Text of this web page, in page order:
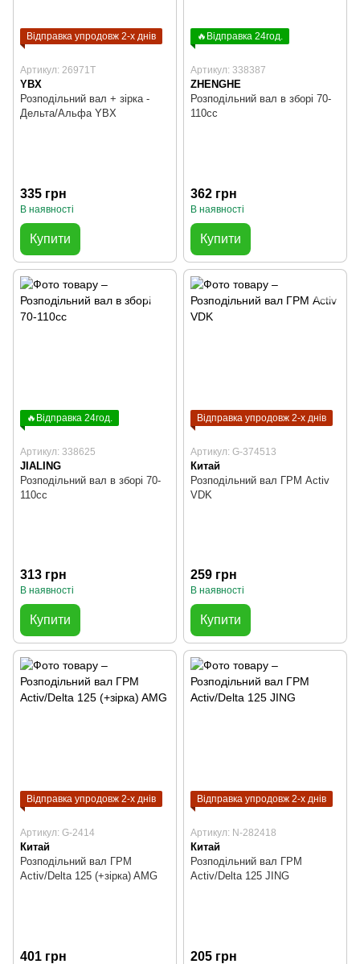
Відправка упродовж 2-х днів
Артикул: 26971T
YBX
Розподільний вал + зірка -
Дельта/Альфа YBX
335 грн
В наявності
Купити
🔥Відправка 24год.
Артикул: 338387
ZHENGHE
Розподільний вал в зборі 70-
110cc
362 грн
В наявності
Купити
🔥Відправка 24год.
Артикул: 338625
JIALING
Розподільний вал в зборі 70-
110cc
313 грн
В наявності
Купити
Відправка упродовж 2-х днів
Артикул: G-374513
Китай
Розподільний вал ГРМ Activ
VDK
259 грн
В наявності
Купити
Відправка упродовж 2-х днів
Артикул: G-2414
Китай
Розподільний вал ГРМ
Activ/Delta 125 (+зірка) AMG
401 грн
Відправка упродовж 2-х днів
Артикул: N-282418
Китай
Розподільний вал ГРМ
Activ/Delta 125 JING
205 грн